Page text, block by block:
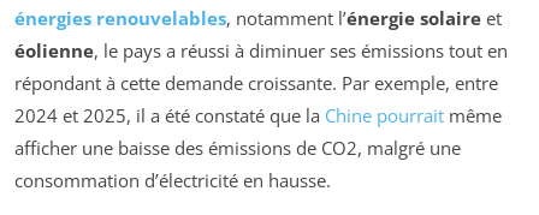
énergies renouvelables, notamment l’énergie solaire et
éolienne, le pays a réussi à diminuer ses émissions tout en
répondant à cette demande croissante. Par exemple, entre
2024 et 2025, il a été constaté que la Chine pourrait même
afficher une baisse des émissions de CO2, malgré une
consommation d’électricité en hausse.